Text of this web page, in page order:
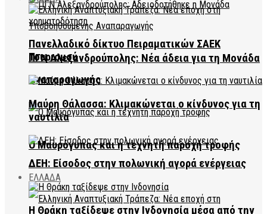
ΠΓΝ Αλεξανδρούπολης: Νέα άδεια για τη Μονάδα
Αναπαραγωγής
Ο Μαυρόγυπας και η τεχνητή παροχή τροφής
ΕΛΛΑΔΑ
Πανελλαδικό δίκτυο Πειραματικών ΣΑΕΚ
Τουρισμού
Μαύρη Θάλασσα: Κλιμακώνεται ο κίνδυνος για τη
ναυτιλία
ΔΕΗ: Είσοδος στην πολωνική αγορά ενέργειας
Η Θράκη ταξίδεψε στην Ινδονησία μέσα από την